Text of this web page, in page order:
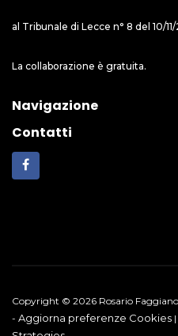
al Tribunale di Lecce n° 8 del 10/
La collaborazione è gratuita.
Navigazione
Contatti
Copyright © 2026 Rosario
- Aggiorna preferenze Cookies